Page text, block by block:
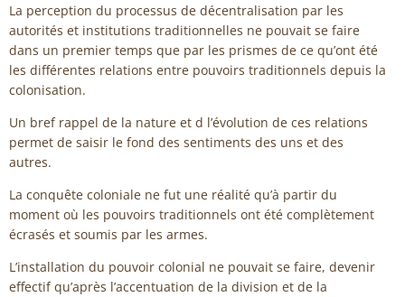
La perception du processus de décentralisation par les
autorités et institutions traditionnelles ne pouvait se faire
dans un premier temps que par les prismes de ce qu’ont été
les différentes relations entre pouvoirs traditionnels depuis la
colonisation.
Un bref rappel de la nature et d l’évolution de ces relations
permet de saisir le fond des sentiments des uns et des
autres.
La conquête coloniale ne fut une réalité qu’à partir du
moment où les pouvoirs traditionnels ont été complètement
écrasés et soumis par les armes.
L’installation du pouvoir colonial ne pouvait se faire, devenir
effectif qu’après l’accentuation de la division et de la